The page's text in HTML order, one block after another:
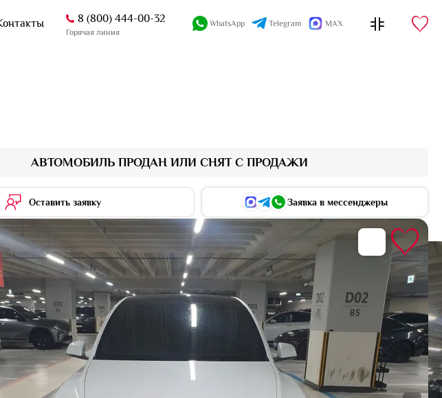
8 (800) 444-00-32
Горячая линия
WhatsApp Telegram MAX
АВТОМОБИЛЬ ПРОДАН ИЛИ СНЯТ С ПРОДАЖИ
Оставить заявку Заявка в мессенджеры